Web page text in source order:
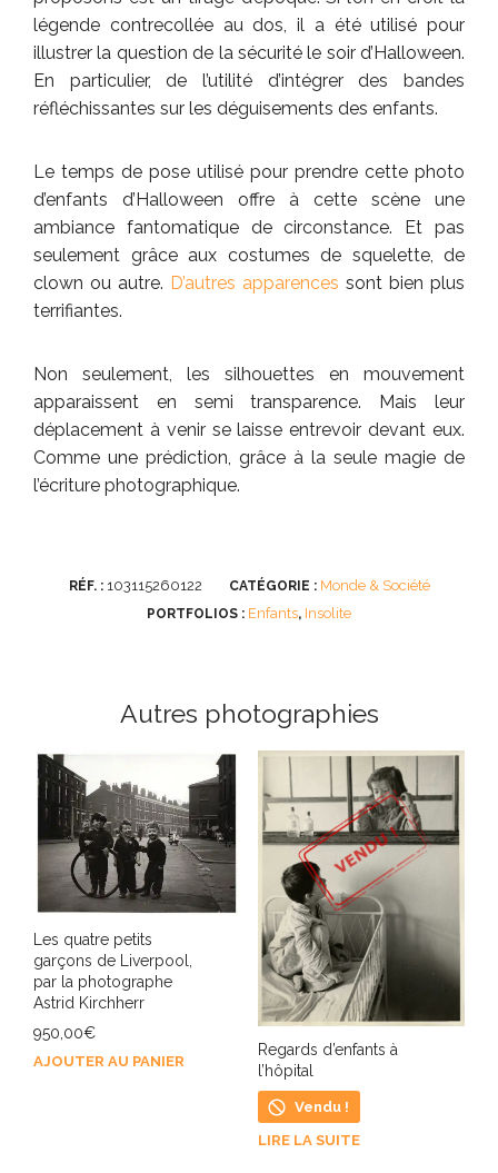
légende contrecollée au dos, il a été utilisé pour
illustrer la question de la sécurité le soir d’Halloween.
En particulier, de l’utilité d’intégrer des bandes
réfléchissantes sur les déguisements des enfants.
Le temps de pose utilisé pour prendre cette photo
d’enfants d’Halloween offre à cette scène une
ambiance fantomatique de circonstance. Et pas
seulement grâce aux costumes de squelette, de
clown ou autre. D’autres apparences sont bien plus
terrifiantes.
Non seulement, les silhouettes en mouvement
apparaissent en semi transparence. Mais leur
déplacement à venir se laisse entrevoir devant eux.
Comme une prédiction, grâce à la seule magie de
l’écriture photographique.
RÉF. : 103115260122 CATÉGORIE : Monde & Société
PORTFOLIOS : Enfants, Insolite
Autres photographies
Les quatre petits
garçons de Liverpool,
par la photographe
Astrid Kirchherr
950,00€
AJOUTER AU PANIER
Regards d’enfants à
l’hôpital
Vendu !
LIRE LA SUITE